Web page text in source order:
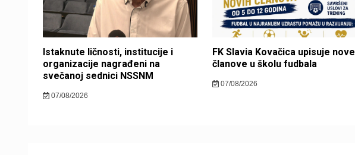
Istaknute ličnosti, institucije i
organizacije nagrađeni na
svečanoj sednici NSSNM
07/08/2026
FK Slavia Kovačica upisuje nove
članove u školu fudbala
07/08/2026